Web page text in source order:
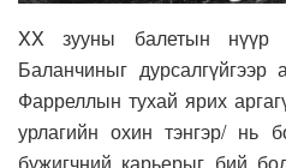
XX зууны балетын нүүр
Баланчиныг
Фарреллын тухай ярих
урлагийн охин тэнгэр/ нь